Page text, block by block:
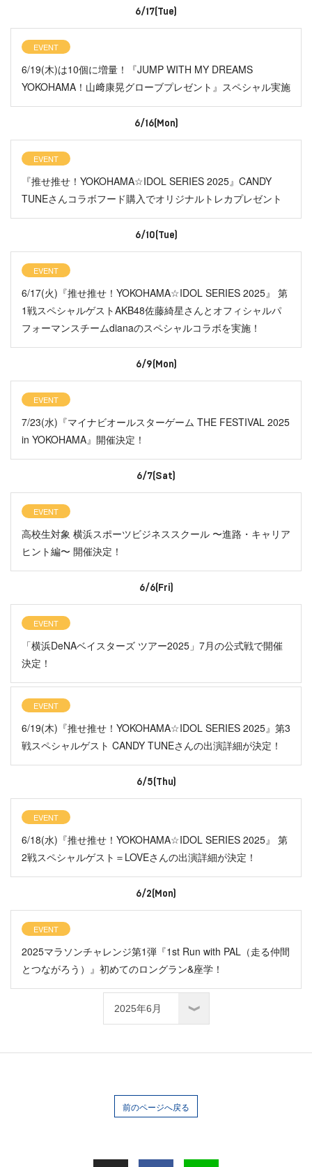
6/17(Tue)
EVENT
6/19(木)は10個に増量！『JUMP WITH MY DREAMS
YOKOHAMA！山﨑康晃グローブプレゼント』スペシャル実施
6/16(Mon)
EVENT
『推せ推せ！YOKOHAMA☆IDOL SERIES 2025』CANDY
TUNEさんコラボフード購入でオリジナルトレカプレゼント
6/10(Tue)
EVENT
6/17(火)『推せ推せ！YOKOHAMA☆IDOL SERIES 2025』 第
1戦スペシャルゲストAKB48佐藤綺星さんとオフィシャルパ
フォーマンスチームdianaのスペシャルコラボを実施！
6/9(Mon)
EVENT
7/23(水)『マイナビオールスターゲーム THE FESTIVAL 2025
in YOKOHAMA』開催決定！
6/7(Sat)
EVENT
高校生対象 横浜スポーツビジネススクール 〜進路・キャリア
ヒント編〜 開催決定！
6/6(Fri)
EVENT
「横浜DeNAベイスターズ ツアー2025」7月の公式戦で開催
決定！
EVENT
6/19(木)『推せ推せ！YOKOHAMA☆IDOL SERIES 2025』第3
戦スペシャルゲスト CANDY TUNEさんの出演詳細が決定！
6/5(Thu)
EVENT
6/18(水)『推せ推せ！YOKOHAMA☆IDOL SERIES 2025』 第
2戦スペシャルゲスト＝LOVEさんの出演詳細が決定！
6/2(Mon)
EVENT
2025マラソンチャレンジ第1弾『1st Run with PAL（走る仲間
とつながろう）』初めてのロングラン&座学！
前のページへ戻る